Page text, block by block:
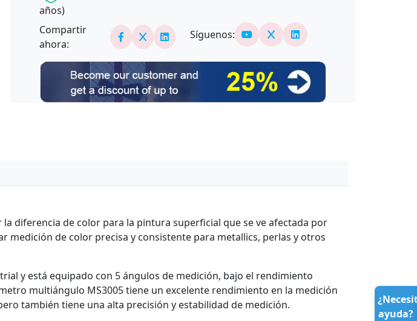
años)
Compartir
ahora:
Síguenos:
diferencia de color para la pintura superficial que se ve afectada por
de color precisa y consistente para metallics, perlas y otros
y está equipado con 5 ángulos de medición, bajo el rendimiento
multiángulo MS3005 tiene un excelente rendimiento en la medición
también tiene una alta precisión y estabilidad de medición.
ayuda?